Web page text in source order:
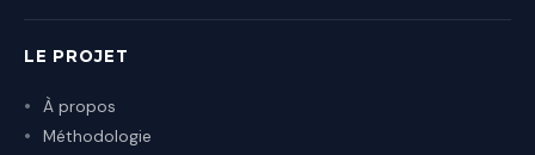
LE PROJET
À propos
Méthodologie